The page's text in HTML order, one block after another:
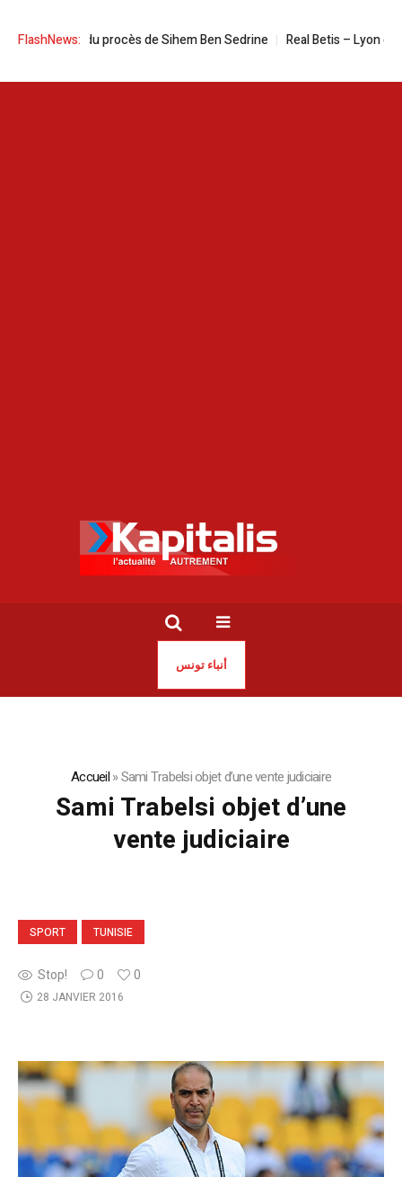
FlashNews:
| Date du procès de Sihem Ben Sedrine Real Betis – Lyon en live
أنباء تونس
Accueil»Sami Trabelsi objet d’une vente judiciaire
Sami Trabelsi objet d’une
vente judiciaire
SPORT TUNISIE
Stop! 0 0
28 JANVIER 2016